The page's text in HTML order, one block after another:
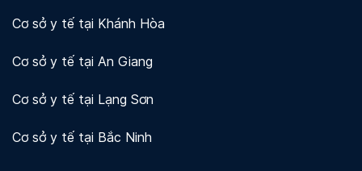
Cơ sở y tế tại Khánh Hòa
Cơ sở y tế tại An Giang
Cơ sở y tế tại Lạng Sơn
Cơ sở y tế tại Bắc Ninh